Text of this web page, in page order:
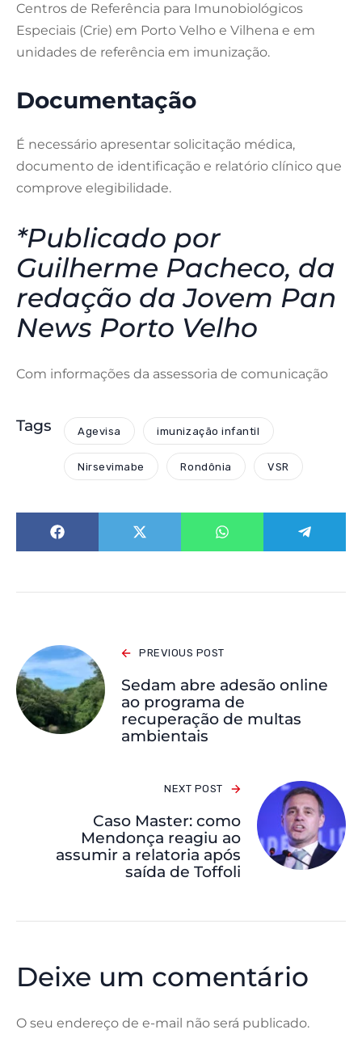
Centros de Referência para Imunobiológicos
Especiais (Crie) em Porto Velho e Vilhena e em
unidades de referência em imunização.
Documentação
É necessário apresentar solicitação médica,
documento de identificação e relatório clínico que
comprove elegibilidade.
*Publicado por
Guilherme Pacheco, da
redação da Jovem Pan
News Porto Velho
Com informações da assessoria de comunicação
Tags Agevisa imunização infantil
Nirsevimabe Rondônia VSR
PREVIOUS POST
Sedam abre adesão online
ao programa de
recuperação de multas
ambientais
NEXT POST
Caso Master: como
Mendonça reagiu ao
assumir a relatoria após
saída de Toffoli
Deixe um comentário
O seu endereço de e-mail não será publicado.